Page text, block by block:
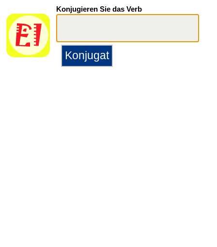
Konjugieren Sie das Verb